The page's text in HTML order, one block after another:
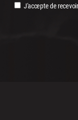
J'accepte de